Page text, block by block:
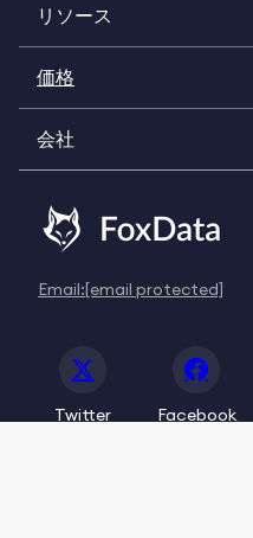
リソース
価格
会社
Email:[email protected]
Twitter Facebook